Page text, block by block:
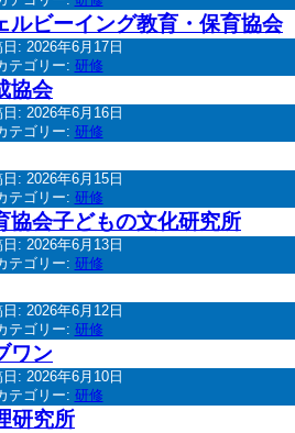
ルビーイング教育・保育協会
日: 2026年6月17日
テゴリー: 研修
協会
日: 2026年6月16日
テゴリー: 研修
日: 2026年6月15日
テゴリー: 研修
協会子どもの文化研究所
日: 2026年6月13日
テゴリー: 研修
日: 2026年6月12日
テゴリー: 研修
ワン
日: 2026年6月10日
テゴリー: 研修
研究所